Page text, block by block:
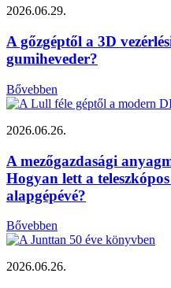
2026.06.29.
A gőzgéptől a 3D
gumiheveder?
Bővebben
2026.06.26.
A mezőgazdasági
Hogyan lett a
alapgépévé?
Bővebben
2026.06.26.